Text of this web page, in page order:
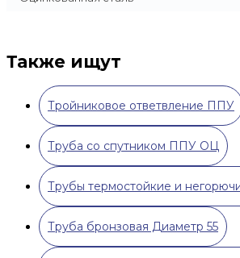
Также ищут
Тройниковое ответвление ППУ
Труба со спутником ППУ ОЦ
Трубы термостойкие и
Труба бронзовая Диаметр 55